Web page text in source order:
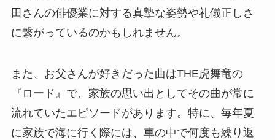
田さんの俳優業に対する真摯な姿勢や礼儀正しさ
に繋がっているのかもしれません。
また、お父さんが好きだった曲はTHE虎舞竜の
『ロード』で、家族の思い出としてその曲が常に
流れていたエピソードがあります。特に、毎年夏
に家族で海に行く際には、車の中で何度も繰り返